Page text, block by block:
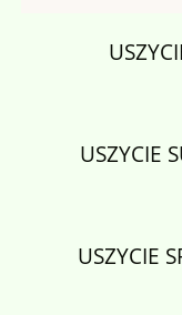
USZYCIE
USZYCIE